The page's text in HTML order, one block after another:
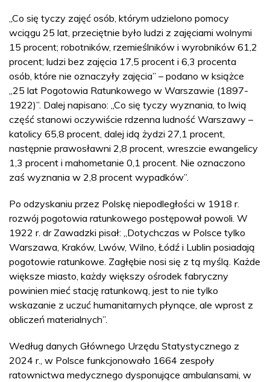
„Co się tyczy zajęć osób, którym udzielono pomocy
wciągu 25 lat, przeciętnie było ludzi z zajęciami wolnymi
15 procent; robotników, rzemieślników i wyrobników 61,2
procent; ludzi bez zajęcia 17,5 procent i 6,3 procenta
osób, które nie oznaczyły zajęcia” – podano w książce
„25 lat Pogotowia Ratunkowego w Warszawie (1897-
1922)”. Dalej napisano: „Co się tyczy wyznania, to lwią
część stanowi oczywiście rdzenna ludność Warszawy –
katolicy 65,8 procent, dalej idą żydzi 27,1 procent,
następnie prawosławni 2,8 procent, wreszcie ewangelicy
1,3 procent i mahometanie 0,1 procent. Nie oznaczono
zaś wyznania w 2,8 procent wypadków”.
Po odzyskaniu przez Polskę niepodległości w 1918 r.
rozwój pogotowia ratunkowego postępował powoli. W
1922 r. dr Zawadzki pisał: „Dotychczas w Polsce tylko
Warszawa, Kraków, Lwów, Wilno, Łódź i Lublin posiadają
pogotowie ratunkowe. Zagłębie nosi się z tą myślą. Każde
większe miasto, każdy większy ośrodek fabryczny
powinien mieć stację ratunkową, jest to nie tylko
wskazanie z uczuć humanitarnych płynące, ale wprost z
obliczeń materialnych”.
Według danych Głównego Urzędu Statystycznego z
2024 r., w Polsce funkcjonowało 1664 zespoły
ratownictwa medycznego dysponujące ambulansami, w